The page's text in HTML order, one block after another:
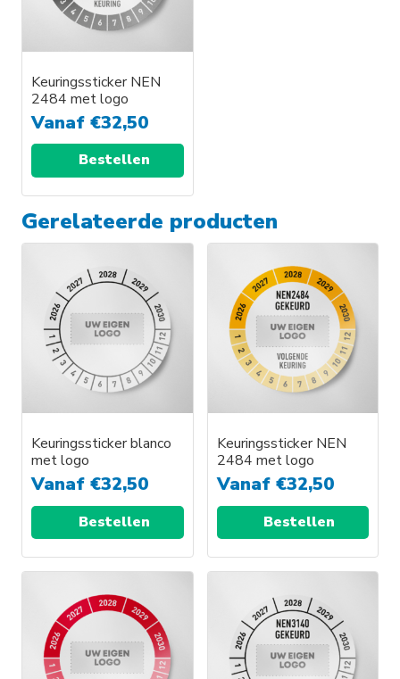
Keuringssticker NEN
2484 met logo
Vanaf €32,50
Bestellen
Gerelateerde producten
Keuringssticker blanco
met logo
Vanaf €32,50
Bestellen
Keuringssticker NEN
2484 met logo
Vanaf €32,50
Bestellen